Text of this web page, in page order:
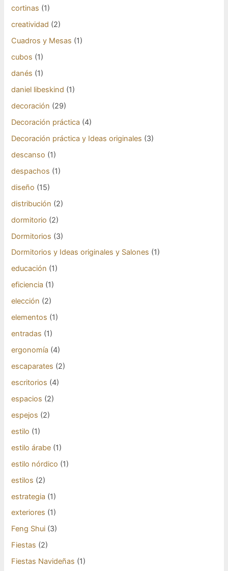
cortinas (1)
creatividad (2)
Cuadros y Mesas (1)
cubos (1)
danés (1)
daniel libeskind (1)
decoración (29)
Decoración práctica (4)
Decoración práctica y Ideas originales (3)
descanso (1)
despachos (1)
diseño (15)
distribución (2)
dormitorio (2)
Dormitorios (3)
Dormitorios y Ideas originales y Salones (1)
educación (1)
eficiencia (1)
elección (2)
elementos (1)
entradas (1)
ergonomía (4)
escaparates (2)
escritorios (4)
espacios (2)
espejos (2)
estilo (1)
estilo árabe (1)
estilo nórdico (1)
estilos (2)
estrategia (1)
exteriores (1)
Feng Shui (3)
Fiestas (2)
Fiestas Navideñas (1)